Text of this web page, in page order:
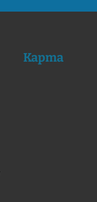
Карта